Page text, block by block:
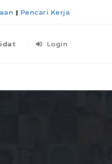
| Pencari Kerja
Login